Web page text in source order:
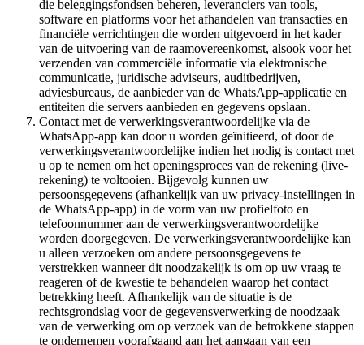
die beleggingsfondsen beheren, leveranciers van tools,
software en platforms voor het afhandelen van transacties en
financiële verrichtingen die worden uitgevoerd in het kader
van de uitvoering van de raamovereenkomst, alsook voor het
verzenden van commerciële informatie via elektronische
communicatie, juridische adviseurs, auditbedrijven,
adviesbureaus, de aanbieder van de WhatsApp-applicatie en
entiteiten die servers aanbieden en gegevens opslaan.
Contact met de verwerkingsverantwoordelijke via de
WhatsApp-app kan door u worden geïnitieerd, of door de
verwerkingsverantwoordelijke indien het nodig is contact met
u op te nemen om het openingsproces van de rekening (live-
rekening) te voltooien. Bijgevolg kunnen uw
persoonsgegevens (afhankelijk van uw privacy-instellingen in
de WhatsApp-app) in de vorm van uw profielfoto en
telefoonnummer aan de verwerkingsverantwoordelijke
worden doorgegeven. De verwerkingsverantwoordelijke kan
u alleen verzoeken om andere persoonsgegevens te
verstrekken wanneer dit noodzakelijk is om op uw vraag te
reageren of de kwestie te behandelen waarop het contact
betrekking heeft. Afhankelijk van de situatie is de
rechtsgrondslag voor de gegevensverwerking de noodzaak
van de verwerking om op verzoek van de betrokkene stappen
te ondernemen voorafgaand aan het aangaan van een